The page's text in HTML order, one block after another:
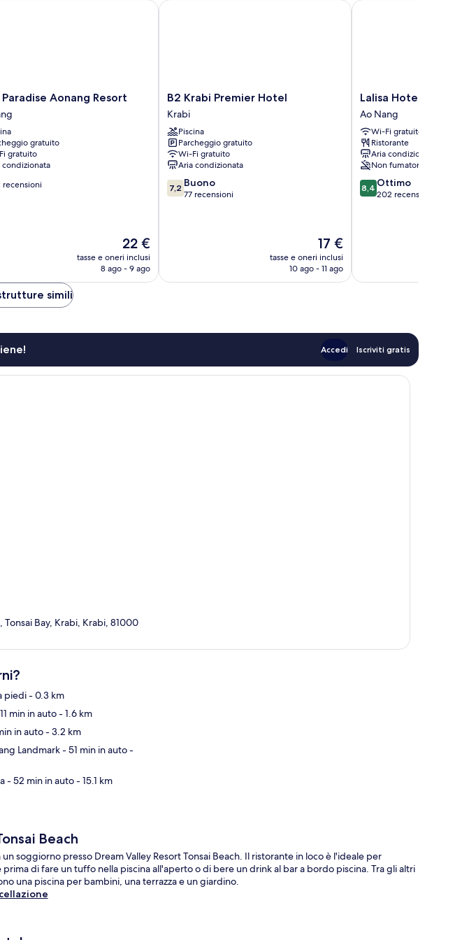
Paradise Aonang Resort
gratuito
gratuito
condizionata
recensioni
Il
prezzo
attuale
22 €
tasse e oneri inclusi
8 ago - 9 ago
Aonang Resort
B2
Krabi
Premier
Hotel
Krabi
B2 Krabi Premier Hotel
Krabi
Piscina
Parcheggio gratuito
Wi-Fi gratuito
Aria condizionata
7.2
su
7,2 Buono
77 recensioni
Il
prezzo
attuale
17 €
tasse e oneri inclusi
10 ago - 11 ago
B2 Krabi Premier Hotel
Lalisa
Hotel
Aonang
Ao
Nang
Lalisa Hotel Aonang
Ao Nang
Wi-Fi gratuito
Ristorante
Aria condizionata
Non fumatori
8.4
su
8,4 Ottimo
202 recensioni
Lalisa Hotel Aonang
simili
Accedi Iscriviti gratis
Bay, Krabi, Krabi, 81000
piedi- 0.3 km
min in auto- 1.6 km
in auto- 3.2 km
Landmark- 51 min in auto-
- 52 min in auto- 15.1 km
Beach
soggiorno presso Dream Valley Resort Tonsai Beach. Il ristorante in loco è l'ideale per
di fare un tuffo nella piscina all'aperto o di bere un drink al bar a bordo piscina. Tra gli altri
una piscina per bambini, una terrazza e un giardino.